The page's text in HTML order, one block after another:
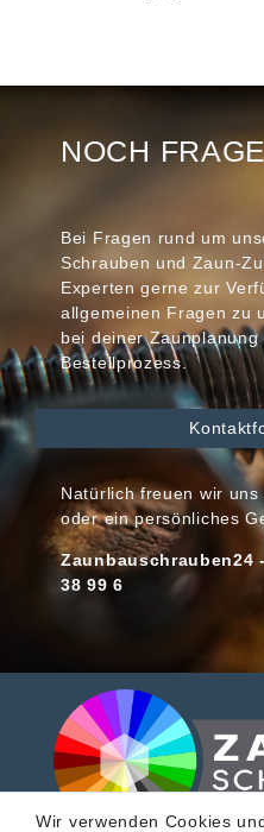
NOCH
Bei Fragen rund um
Schrauben und Zaun-
Experten gerne zur
allgemeinen Fragen zu
bei deiner
Bestellprozess.
Natürlich freuen wir
oder ein persönliches
38 99 6
Wir verwenden Cookies